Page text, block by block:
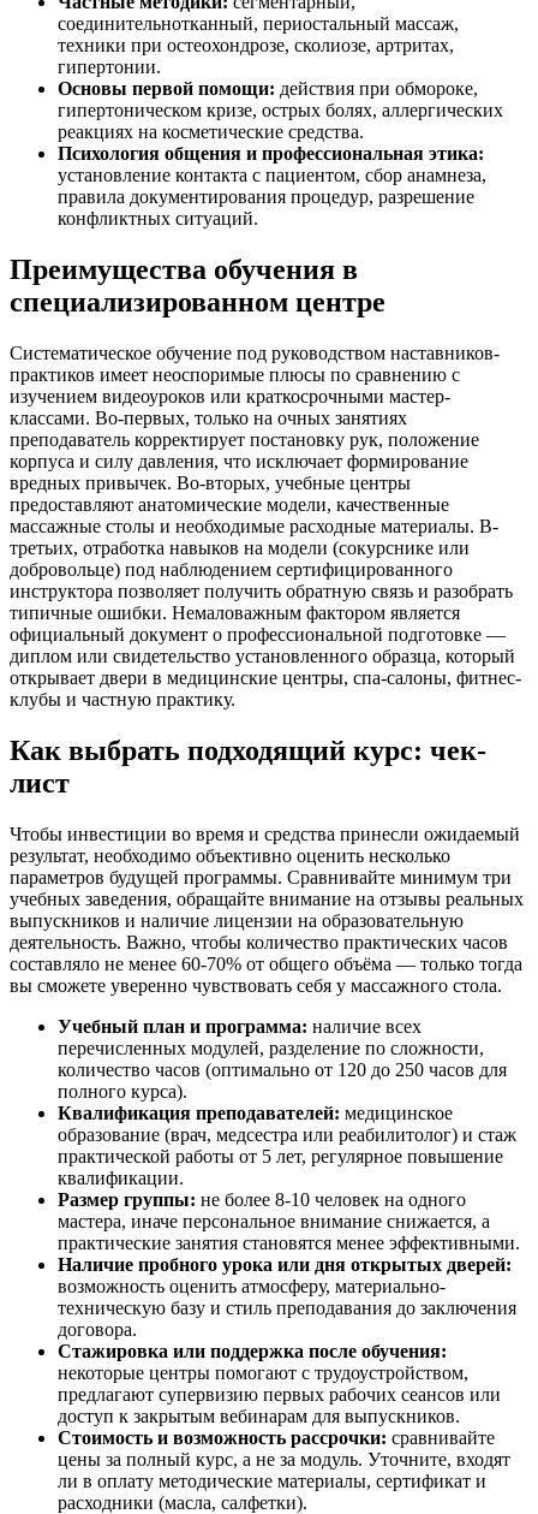
соединительнотканный, периостальный массаж,
техники при остеохондрозе, сколиозе, артритах,
гипертонии.
Основы первой помощи: действия при обмороке,
гипертоническом кризе, острых болях, аллергических
реакциях на косметические средства.
Психология общения и профессиональная этика:
установление контакта с пациентом, сбор анамнеза,
правила документирования процедур, разрешение
конфликтных ситуаций.
Преимущества обучения в
специализированном центре
Систематическое обучение под руководством наставников-
практиков имеет неоспоримые плюсы по сравнению с
изучением видеоуроков или краткосрочными мастер-
классами. Во-первых, только на очных занятиях
преподаватель корректирует постановку рук, положение
корпуса и силу давления, что исключает формирование
вредных привычек. Во-вторых, учебные центры
предоставляют анатомические модели, качественные
массажные столы и необходимые расходные материалы. В-
третьих, отработка навыков на модели (сокурснике или
добровольце) под наблюдением сертифицированного
инструктора позволяет получить обратную связь и разобрать
типичные ошибки. Немаловажным фактором является
официальный документ о профессиональной подготовке —
диплом или свидетельство установленного образца, который
открывает двери в медицинские центры, спа-салоны, фитнес-
клубы и частную практику.
Как выбрать подходящий курс: чек-
лист
Чтобы инвестиции во время и средства принесли ожидаемый
результат, необходимо объективно оценить несколько
параметров будущей программы. Сравнивайте минимум три
учебных заведения, обращайте внимание на отзывы реальных
выпускников и наличие лицензии на образовательную
деятельность. Важно, чтобы количество практических часов
составляло не менее 60-70% от общего объёма — только тогда
вы сможете уверенно чувствовать себя у массажного стола.
Учебный план и программа: наличие всех
перечисленных модулей, разделение по сложности,
количество часов (оптимально от 120 до 250 часов для
полного курса).
Квалификация преподавателей: медицинское
образование (врач, медсестра или реабилитолог) и стаж
практической работы от 5 лет, регулярное повышение
квалификации.
Размер группы: не более 8-10 человек на одного
мастера, иначе персональное внимание снижается, а
практические занятия становятся менее эффективными.
Наличие пробного урока или дня открытых дверей:
возможность оценить атмосферу, материально-
техническую базу и стиль преподавания до заключения
договора.
Стажировка или поддержка после обучения:
некоторые центры помогают с трудоустройством,
предлагают супервизию первых рабочих сеансов или
доступ к закрытым вебинарам для выпускников.
Стоимость и возможность рассрочки: сравнивайте
цены за полный курс, а не за модуль. Уточните, входят
ли в оплату методические материалы, сертификат и
расходники (масла, салфетки).